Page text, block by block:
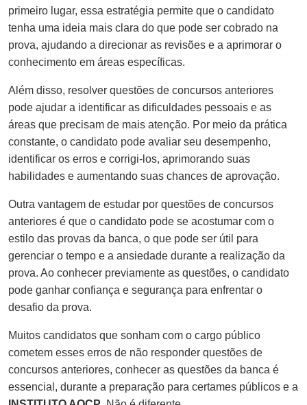
primeiro lugar, essa estratégia permite que o candidato
tenha uma ideia mais clara do que pode ser cobrado na
prova, ajudando a direcionar as revisões e a aprimorar o
conhecimento em áreas específicas.
Além disso, resolver questões de concursos anteriores
pode ajudar a identificar as dificuldades pessoais e as
áreas que precisam de mais atenção. Por meio da prática
constante, o candidato pode avaliar seu desempenho,
identificar os erros e corrigi-los, aprimorando suas
habilidades e aumentando suas chances de aprovação.
Outra vantagem de estudar por questões de concursos
anteriores é que o candidato pode se acostumar com o
estilo das provas da banca, o que pode ser útil para
gerenciar o tempo e a ansiedade durante a realização da
prova. Ao conhecer previamente as questões, o candidato
pode ganhar confiança e segurança para enfrentar o
desafio da prova.
Muitos candidatos que sonham com o cargo público
cometem esses erros de não responder questões de
concursos anteriores, conhecer as questões da banca é
essencial, durante a preparação para certames públicos e a